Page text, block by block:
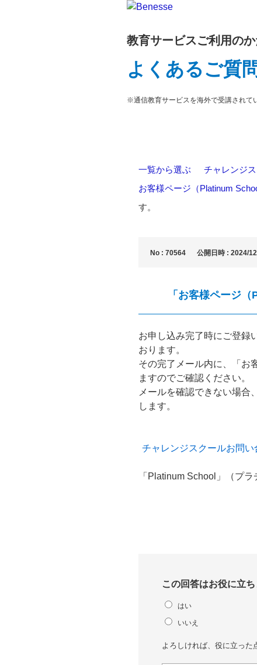
教育サービスご利用の
よくあるご質
※通信教育サービスを海外で受講されて
一覧から選ぶ チャレンジ
お客様ページ（Platinum
す。
No : 70564 公開日時 : 2024/
「お客様ページ
お申し込み完了時にご登録
おります。
その完了メール内に、「お
ますのでご確認ください。
メールを確認できない場合
します。
チャレンジスクールお問い
「Platinum School」（プ
この回答はお役に立
はい
いいえ
よろしければ、役に立った